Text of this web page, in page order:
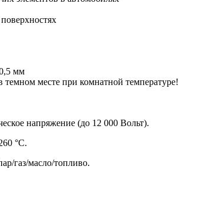
мм
темном месте при комнатной температуре!
напряжение (до 12 000 Вольт).
°С.
газ/масло/топливо.